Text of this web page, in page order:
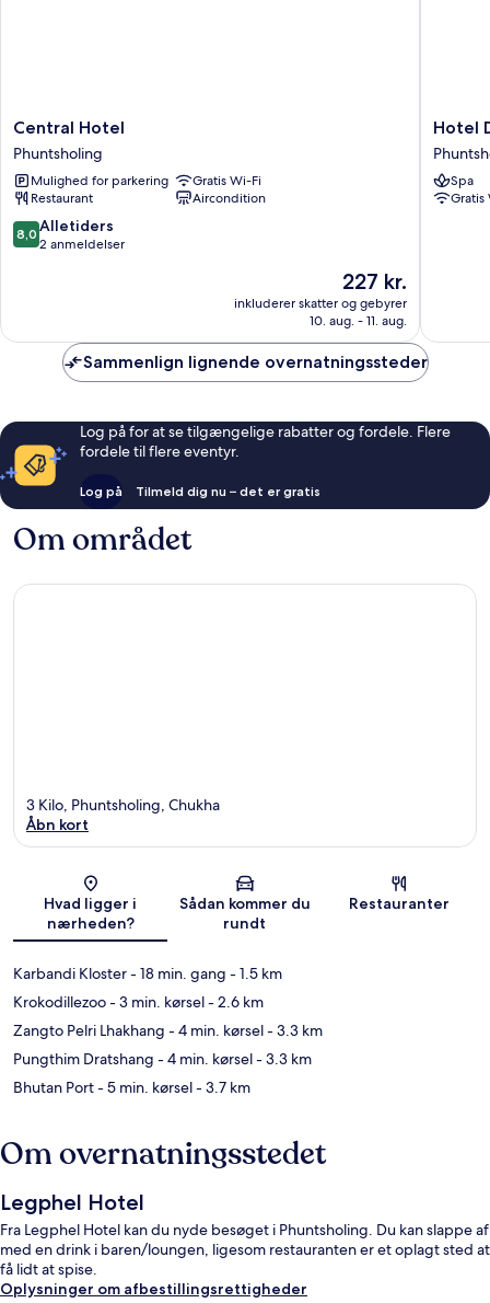
Central
Hotel
Phuntsholing
Central Hotel
Phuntsholing
Mulighed for parkering
Gratis Wi-Fi
Restaurant
Aircondition
8.0
ud
anmeldelser
8,0 Alletiders
2 anmeldelser
Prisen
227 kr.
227 kr.
inkluderer skatter og gebyrer
10. aug. - 11. aug.
Hotel
Druk
Hotel
Spa
Gratis
Sammenlign lignende overnatningssteder
Log på for at se tilgængelige rabatter og fordele. Flere
fordele til flere eventyr.
Log på Tilmeld dig nu – det er gratis
Om området
Kort
3 Kilo, Phuntsholing, Chukha
Åbn kort
Hvad ligger i
nærheden?
Sådan kommer du
rundt
Restauranter
Karbandi Kloster- 18 min. gang - 1.5 km
Krokodillezoo- 3 min. kørsel- 2.6 km
Zangto Pelri Lhakhang - 4 min. kørsel- 3.3 km
Pungthim Dratshang - 4 min. kørsel- 3.3 km
Bhutan Port- 5 min. kørsel- 3.7 km
Om overnatningsstedet
Legphel Hotel
Fra Legphel Hotel kan du nyde besøget i Phuntsholing. Du kan slappe af
med en drink i baren/loungen, ligesom restauranten er et oplagt sted at
få lidt at spise.
Oplysninger om afbestillingsrettigheder